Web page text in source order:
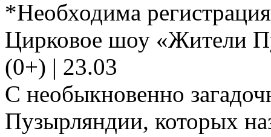
*Необходима
Цирковое шоу «Жители
(0+) | 23.03
С необыкновенно
Пузырляндии, которых